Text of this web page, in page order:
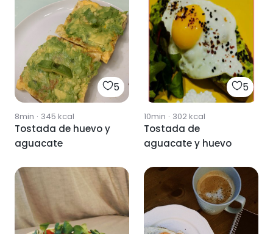
5
8min · 345 kcal
Tostada de huevo y
aguacate
5
10min · 302kcal
Tostada de
aguacate y huevo